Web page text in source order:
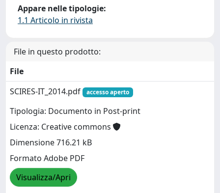
Appare nelle tipologie:
1.1 Articolo in rivista
File in questo prodotto:
File
SCIRES-IT_2014.pdf
accesso aperto
Tipologia: Documento in Post-print
Licenza: Creative commons
Dimensione 716.21 kB
Formato Adobe PDF
Visualizza/Apri